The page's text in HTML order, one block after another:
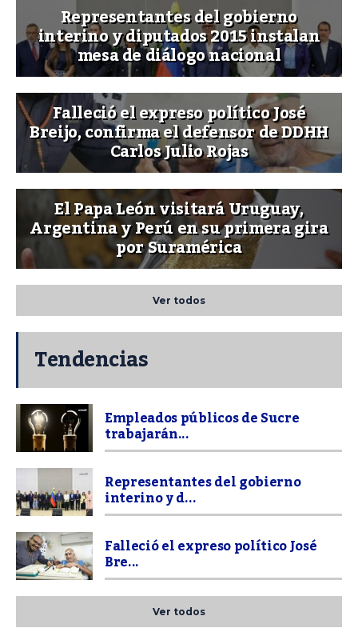
Representantes del gobierno
interino y diputados 2015 instalan
mesa de diálogo nacional
Falleció el expreso político José
Breijo, confirma el defensor de DDHH
Carlos Julio Rojas
El Papa León visitará Uruguay,
Argentina y Perú en su primera gira
por Suramérica
Ver todos
Tendencias
Empleados públicos de Sucre
trabajarán...
Representantes del gobierno
interino y d...
Falleció el expreso político José
Bre...
Ver todos